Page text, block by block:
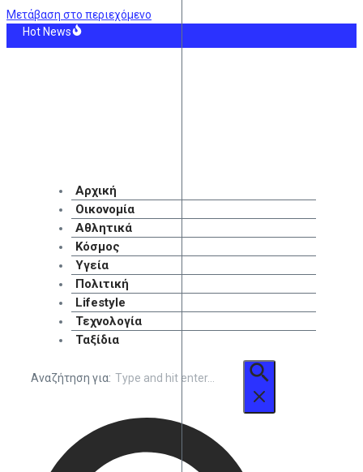
Μετάβαση στο περιεχόμενο
Hot News
Αρχική
Οικονομία
Αθλητικά
Κόσμος
Υγεία
Πολιτική
Lifestyle
Τεχνολογία
Ταξίδια
Αναζήτηση για: